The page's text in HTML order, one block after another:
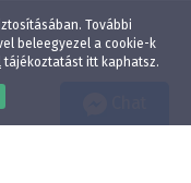
További
beleegyezel a cookie-k
tájékoztatást itt kaphatsz.